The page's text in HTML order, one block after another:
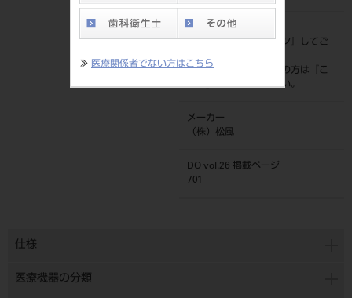
≫ 医療関係者でない方はこちら
標準価格
価格の確認は『ログイン
』してご
ネット会員登録がまだの方は『
こ
ちら』より登録ください。
メーカー
（株）松風
DO vol.26 掲載ページ
701
仕様
医療機器の分類